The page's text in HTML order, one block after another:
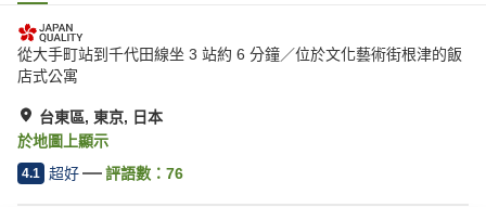
從大手町站到千代田線坐 3 站約 6 分鐘／位於文化藝術街根津的飯
店式公寓
台東區, 東京, 日本
於地圖上顯示
4.1 超好 評語數： 76